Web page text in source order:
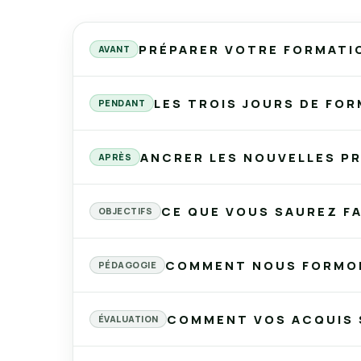
AVANT PRÉPARER VOTRE
PENDANT LES TROIS JOURS DE
Comprendre la confiance en soi : ce qu'elle
Identifier ses croyances limitantes et ses
S'affirmer avec authenticité : dire non,
Mises en pratique sur vos situations réelles
APRÈS ANCRER LES NOUVELLES
OBJECTIFS CE QUE VOUS SAUREZ
PÉDAGOGIE COMMENT NOUS
ÉVALUATION COMMENT VOS ACQUIS